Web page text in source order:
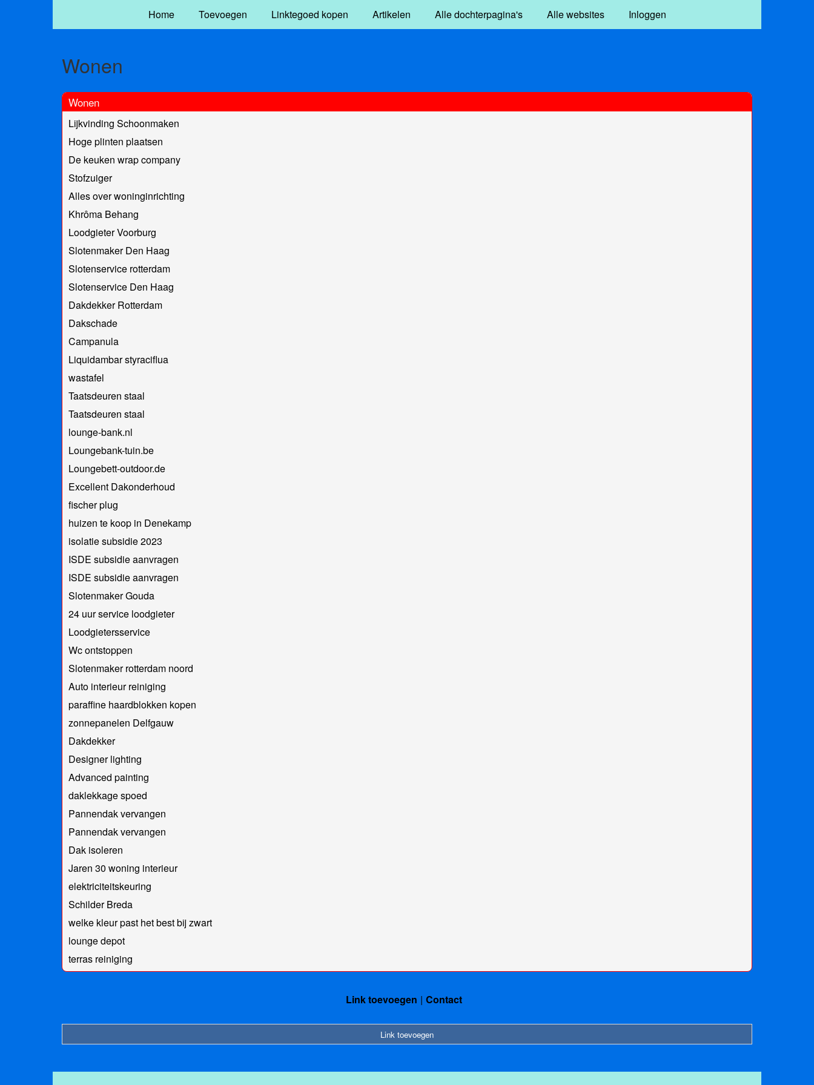
Home Toevoegen Linktegoed kopen Artikelen Alle dochterpagina's Alle websites Inloggen
Wonen
Wonen
Lijkvinding Schoonmaken
Hoge plinten plaatsen
De keuken wrap company
Stofzuiger
Alles over woninginrichting
Khrôma Behang
Loodgieter Voorburg
Slotenmaker Den Haag
Slotenservice rotterdam
Slotenservice Den Haag
Dakdekker Rotterdam
Dakschade
Campanula
Liquidambar styraciflua
wastafel
Taatsdeuren staal
Taatsdeuren staal
lounge-bank.nl
Loungebank-tuin.be
Loungebett-outdoor.de
Excellent Dakonderhoud
fischer plug
huizen te koop in Denekamp
isolatie subsidie 2023
ISDE subsidie aanvragen
ISDE subsidie aanvragen
Slotenmaker Gouda
24 uur service loodgieter
Loodgietersservice
Wc ontstoppen
Slotenmaker rotterdam noord
Auto interieur reiniging
paraffine haardblokken kopen
zonnepanelen Delfgauw
Dakdekker
Designer lighting
Advanced painting
daklekkage spoed
Pannendak vervangen
Pannendak vervangen
Dak isoleren
Jaren 30 woning interieur
elektriciteitskeuring
Schilder Breda
welke kleur past het best bij zwart
lounge depot
terras reiniging
Link toevoegen Contact
Link toevoegen